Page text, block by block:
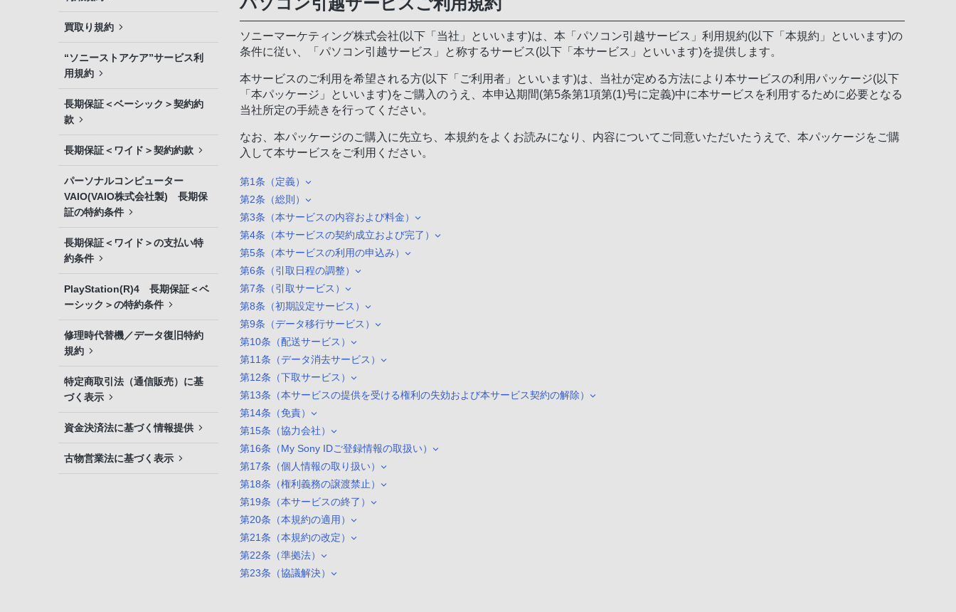
ソニーマーケティング株式会社(以下「当社」といいます)は、本「パソコン引越サービス」利用規約(以下「本規約」といいます)の
条件に従い、「パソコン引越サービス」と称するサービス(以下「本サービス」といいます)を提供します。
本サービスのご利用を希望される方(以下「ご利用者」といいます)は、当社が定める方法により本サービスの利用パッケージ(以下
「本パッケージ」といいます)をご購入のうえ、本申込期間(第5条第1項第(1)号に定義)中に本サービスを利用するために必要となる
当社所定の手続きを行ってください。
なお、本パッケージのご購入に先立ち、本規約をよくお読みになり、内容についてご同意いただいたうえで、本パッケージをご購
入して本サービスをご利用ください。
第1条（定義）
第2条（総則）
第3条（本サービスの内容および料金）
第4条（本サービスの契約成立および完了）
第5条（本サービスの利用の申込み）
第6条（引取日程の調整）
第7条（引取サービス）
第8条（初期設定サービス）
第9条（データ移行サービス）
第10条（配送サービス）
第11条（データ消去サービス）
第12条（下取サービス）
第13条（本サービスの提供を受ける権利の失効および本サービス契約の解除）
第14条（免責）
第15条（協力会社）
第16条（My Sony IDご登録情報の取扱い）
第17条（個人情報の取り扱い）
第18条（権利義務の譲渡禁止）
第19条（本サービスの終了）
第20条（本規約の適用）
第21条（本規約の改定）
第22条（準拠法）
第23条（協議解決）
買取り規約
“ソニーストアケア”サービス利
用規約
長期保証＜ベーシック＞契約約
款
長期保証＜ワイド＞契約約款
パーソナルコンピューター
VAIO(VAIO株式会社製) 長期保
証の特約条件
長期保証＜ワイド＞の支払い特
約条件
PlayStation(R)4 長期保証＜ベ
ーシック＞の特約条件
修理時代替機／データ復旧特約
規約
特定商取引法（通信販売）に基
づく表示
資金決済法に基づく情報提供
古物営業法に基づく表示